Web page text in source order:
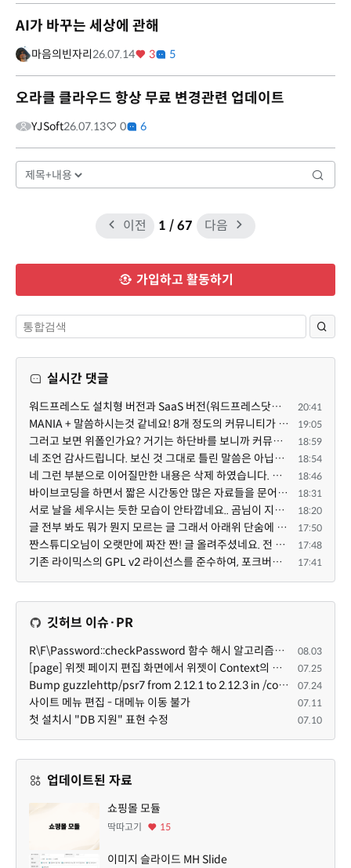
AI가 바꾸는 세상에 관해
마음의빈자리26.07.14 3 5
오라클 클라우드 항상 무료 변경관련 업데이트
YJSoft26.07.13 0 6
이전 1 / 67 다음
가입하고 활동하기
실시간 댓글
워드프레스도 설치형 버전과 SaaS 버전(워드프레스닷컴)은 다른 점이 많습니다. SaaS로 제공한다면 GPL 라이... 20:41
MANIA + 말씀하시는것 같네요! 8개 정도의 커뮤니티가 저 MANIA+ 기반으로 구축된거로 알고 있습니다. SaaS ... 19:05
그러고 보면 위폴인가요? 거기는 하단바를 보니까 커뮤니티 빌딩 SaaS 솔루션을 사용하고 있는거 같더라고요... 18:59
네 조언 감사드립니다. 보신 것 그대로 틀린 말씀은 아닙니다. 다만, 배포한 것에 대해 흥미가 떨어져서 뒷... 18:54
네 그런 부분으로 이어질만한 내용은 삭제 하였습니다. 불편을 드려 죄송합니다. 저희는 비즈니스 완성할 수... 18:46
바이브코딩을 하면서 짧은 시간동안 많은 자료들을 문어발식 확장하면서 이미 배포한것에대한 흥미가 떨어지... 18:31
서로 날을 세우시는 듯한 모습이 안타깝네요.. 곰님이 지금까지 이끌어주셨던것처럼 안정적인 코어도 필요하... 18:20
글 전부 봐도 뭐가 뭔지 모르는 글 그래서 아래위 단숨에 쭈욱 훝어만 보고 말았지만 참 대단한 정성이예요.... 17:50
짠스튜디오님이 오랫만에 짜잔 짠! 글 올려주셨네요. 전 봐도 잘 모르는 내용이지만 그래도 응원드려요. 17:48
기존 라이믹스의 GPL v2 라이선스를 준수하여, 포크버전도 GPL v2 라이선스로 공개 배포됩니다. 17:41
깃허브 이슈·PR
R\F\Password::checkPassword 함수 해시 알고리즘을 암시적으로 호출하는 경우 Argon2id 해시 비교 실패 08.03
[page] 위젯 페이지 편집 화면에서 위젯이 Context의 module_info를 덮어쓰면 저장이 ERR_ACT_IS_NOT_STANDALONE으로 실패 07.25
Bump guzzlehttp/psr7 from 2.12.1 to 2.12.3 in /common 07.24
사이트 메뉴 편집 - 대메뉴 이동 불가 07.11
첫 설치시 "DB 지원" 표현 수정 07.10
업데이트된 자료
쇼핑몰 모듈
딱따고기 15
이미지 슬라이드 MH Slide